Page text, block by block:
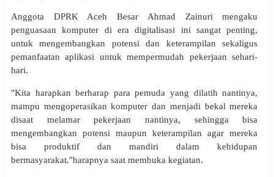
Anggota DPRK Aceh Besar Ahmad Zainuri mengaku
penguasaan komputer di era digitalisasi ini sangat penting,
untuk mengembangkan potensi dan keterampilan sekaligus
pemanfaatan aplikasi untuk mempermudah pekerjaan sehari-
hari.
"Kita harapkan berharap para pemuda yang dilatih nantinya,
mampu mengoperasikan komputer dan menjadi bekal mereka
disaat melamar pekerjaan nantinya, sehingga bisa
mengembangkan potensi maupun keterampilan agar mereka
bisa produktif dan mandiri dalam kehidupan
bermasyarakat."harapnya saat membuka kegiatan.